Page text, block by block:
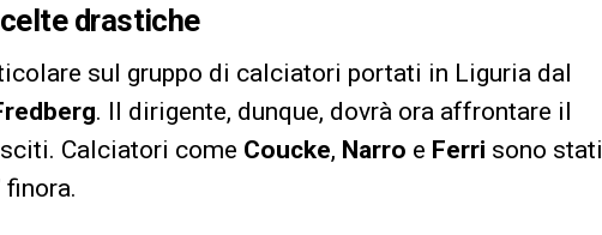
drastiche
sul gruppo di calciatori portati in Liguria dal
. Il dirigente, dunque, dovrà ora affrontare il
Calciatori come Coucke, Narro e Ferri sono stati
finora.